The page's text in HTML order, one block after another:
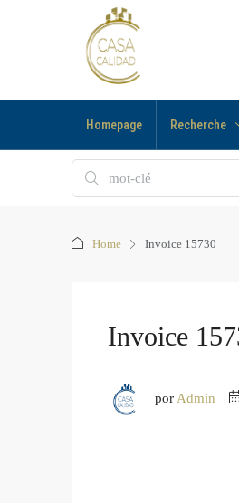
Homepage Recherche
Home Invoice 15730
Invoice
porAdmin